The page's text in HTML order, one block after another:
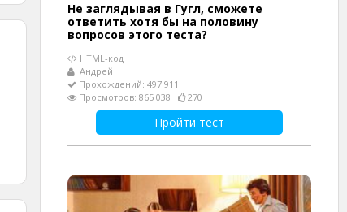
Не заглядывая в Гугл, сможете
ответить хотя бы на половину
вопросов этого теста?
HTML-код
Андрей
Прохождений: 497 911
Просмотров: 865 038
270
Пройти тест